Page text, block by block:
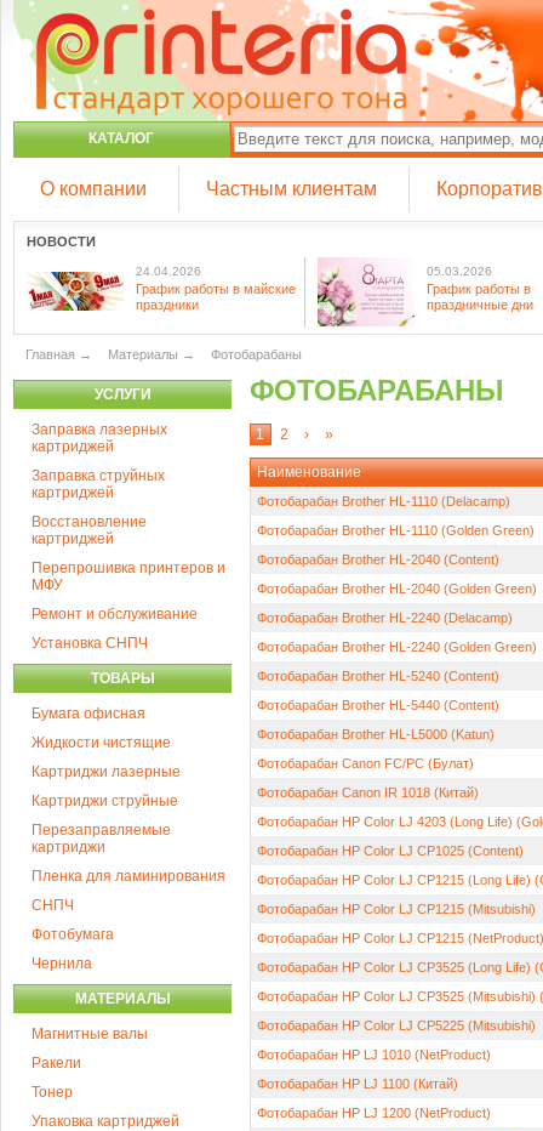
КАТАЛОГ
О компании Частным клиентам
НОВОСТИ
24.04.2026
График работы в майские
праздники
05.03.2026
График работы в
праздничные дни
Главная → Материалы → Фотобарабаны
УСЛУГИ
Заправка лазерных
картриджей
Заправка струйных
картриджей
Восстановление
картриджей
Перепрошивка принтеров и
МФУ
Ремонт и обслуживание
Установка СНПЧ
ТОВАРЫ
Бумага офисная
Жидкости чистящие
Картриджи лазерные
Картриджи струйные
Перезаправляемые
картриджи
Пленка для ламинирования
СНПЧ
Фотобумага
Чернила
МАТЕРИАЛЫ
Магнитные валы
Ракели
Тонер
Упаковка картриджей
ФОТОБАРАБАНЫ
1 2 › »
Наименование
Фотобарабан Brother HL-1110 (Delacamp)
Фотобарабан Brother HL-1110 (Golden Green)
Фотобарабан Brother HL-2040 (Content)
Фотобарабан Brother HL-2040 (Golden Green)
Фотобарабан Brother HL-2240 (Delacamp)
Фотобарабан Brother HL-2240 (Golden Green)
Фотобарабан Brother HL-5240 (Content)
Фотобарабан Brother HL-5440 (Content)
Фотобарабан Brother HL-L5000 (Katun)
Фотобарабан Canon FC/PC (Булат)
Фотобарабан Canon IR 1018 (Китай)
Фотобарабан HP Color LJ 4203 (Long Life)
Фотобарабан HP Color LJ CP1025 (Content)
Фотобарабан HP Color LJ CP1215 (Long Life)
Фотобарабан HP Color LJ CP1215 (Mitsubishi)
Фотобарабан HP Color LJ CP1215 (NetProduct)
Фотобарабан HP Color LJ CP3525 (Long Life)
Фотобарабан HP Color LJ CP3525 (Mitsubishi)
Фотобарабан HP Color LJ CP5225 (Mitsubishi)
Фотобарабан HP LJ 1010 (NetProduct)
Фотобарабан HP LJ 1100 (Китай)
Фотобарабан HP LJ 1200 (NetProduct)